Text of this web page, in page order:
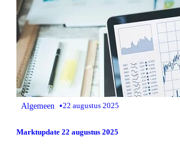
Algemeen •22 augustus 2025
Marktupdate 22 augustus 2025